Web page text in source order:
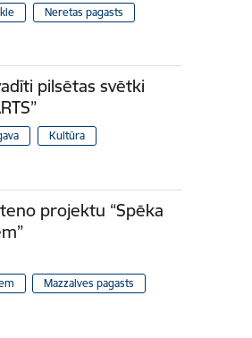
Neretas pagasts
pilsētas svētki
Kultūra
projektu “Spēka
Mazzalves pagasts